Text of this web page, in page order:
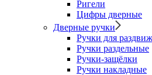
Ригели
Цифры дверные
Дверные ручки
Ручки для
Ручки раздельные
Ручки-защёлки
Ручки накладные